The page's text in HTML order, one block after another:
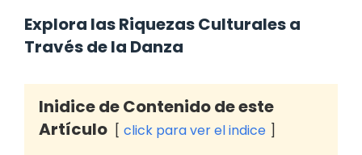
Explora las Riquezas Culturales a
Través de la Danza
Inidice de Contenido de este
Artículo
click para ver el indice